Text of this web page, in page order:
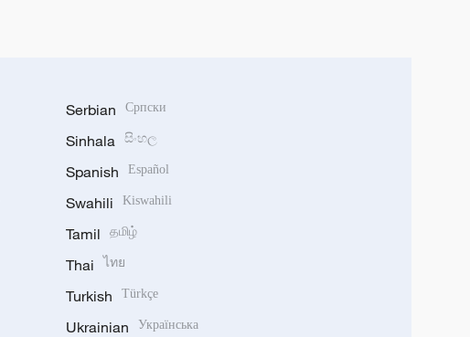
Serbian Српски
Sinhala සිංහල
Spanish Español
Swahili Kiswahili
Tamil தமிழ்
Thai ไทย
Turkish Türkçe
Ukrainian Українська